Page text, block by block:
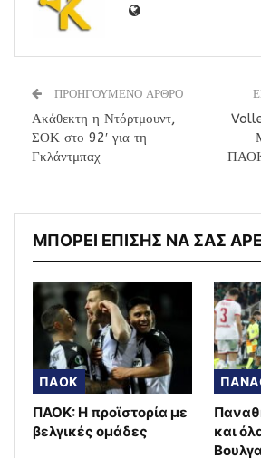
ΠΡΟΗΓΟΥΜΕΝΟ ΑΡΘΡΟ
Ακάθεκτη η Ντόρτμουντ,
ΣΟΚ στο 92′ για τη
Γκλάντμπαχ
ΜΠΟΡΕΙ ΕΠΙΣΗΣ ΝΑ ΣΑΣ
ΠΑΟΚ
ΠΑΟΚ: Η προϊστορία με
βελγικές ομάδες
και